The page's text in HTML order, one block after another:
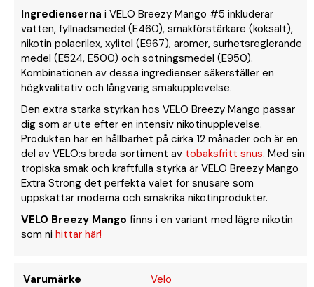
Ingredienserna i VELO Breezy Mango #5 inkluderar
vatten, fyllnadsmedel (E460), smakförstärkare (koksalt),
nikotin polacrilex, xylitol (E967), aromer, surhetsreglerande
medel (E524, E500) och sötningsmedel (E950).
Kombinationen av dessa ingredienser säkerställer en
högkvalitativ och långvarig smakupplevelse.
Den extra starka styrkan hos VELO Breezy Mango passar
dig som är ute efter en intensiv nikotinupplevelse.
Produkten har en hållbarhet på cirka 12 månader och är en
del av VELO:s breda sortiment av tobaksfritt snus. Med sin
tropiska smak och kraftfulla styrka är VELO Breezy Mango
Extra Strong det perfekta valet för snusare som
uppskattar moderna och smakrika nikotinprodukter.
VELO Breezy Mango finns i en variant med lägre nikotin
som ni hittar här!
Varumärke
Velo